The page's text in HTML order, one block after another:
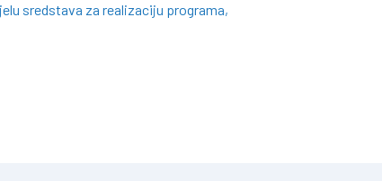
sredstava za realizaciju programa,